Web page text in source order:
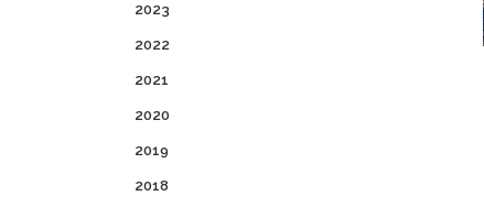
2023
2022
2021
2020
2019
2018